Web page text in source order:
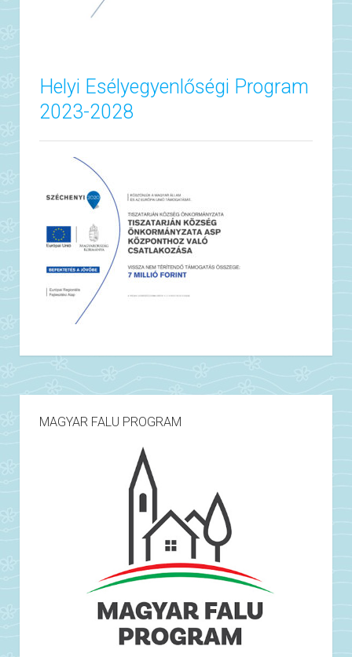
Helyi Esélyegyenlőségi Program
2023-2028
MAGYAR FALU PROGRAM